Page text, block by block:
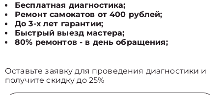
Бесплатная диагностика;
Ремонт самокатов от 400 рублей;
До 3-х лет гарантии;
Быстрый выезд мастера;
80% ремонтов - в день обращения;
Оставьте заявку для проведения диагностики и
получите скидку до 25%